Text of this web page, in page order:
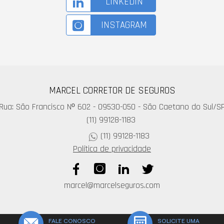
INSTAGRAM
FALE CONOSCO SOLICITE UMA
MARCEL CORRETOR DE SEGUROS
Rua: São Francisco Nº 602 - 09530-050 - São Caetano do Sul/
(11) 99128-1183
(11) 99128-1183
Política de privacidade
marcel@marcelseguros.com